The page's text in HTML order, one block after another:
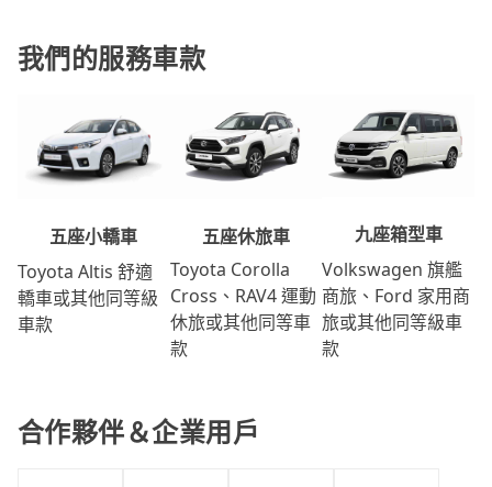
我們的服務車款
五座小轎車
Toyota Altis 舒適
轎車或其他同等級
車款
五座休旅車
Toyota Corolla
Cross、RAV4 運動
休旅或其他同等車
款
九座箱型車
Volkswagen 旗艦
商旅、Ford 家用商
旅或其他同等級車
款
合作夥伴＆企業用戶